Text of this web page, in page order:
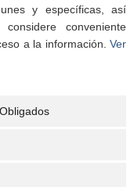
y específicas, así
conveniente
a la información. Ver